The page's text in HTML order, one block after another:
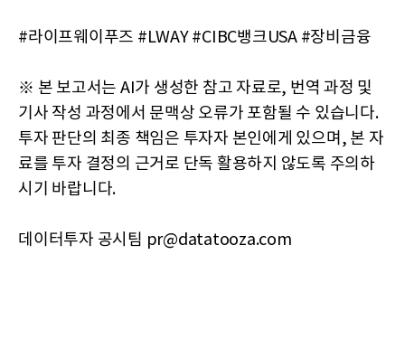
#라이프웨이푸즈 #LWAY #CIBC뱅크USA #장비금융
※ 본 보고서는 AI가 생성한 참고 자료로, 번역 과정 및
기사 작성 과정에서 문맥상 오류가 포함될 수 있습니다.
투자 판단의 최종 책임은 투자자 본인에게 있으며, 본 자
료를 투자 결정의 근거로 단독 활용하지 않도록 주의하
시기 바랍니다.
데이터투자 공시팀 pr@datatooza.com